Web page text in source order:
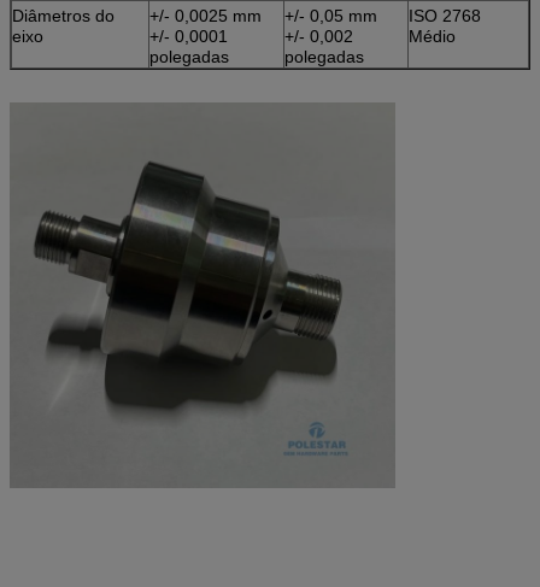
Diâmetros do
eixo
+/- 0,0025 mm
+/- 0,0001
polegadas
+/- 0,05 mm
+/- 0,002
polegadas
ISO 2768
Médio